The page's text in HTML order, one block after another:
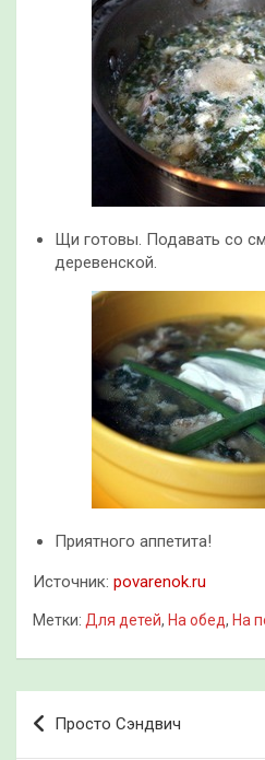
Щи готовы. Подавать со
деревенской.
Приятного аппетита!
Источник: povarenok.ru
Метки: Для детей, На обед, На
Навигация
по
Просто Сэндвич